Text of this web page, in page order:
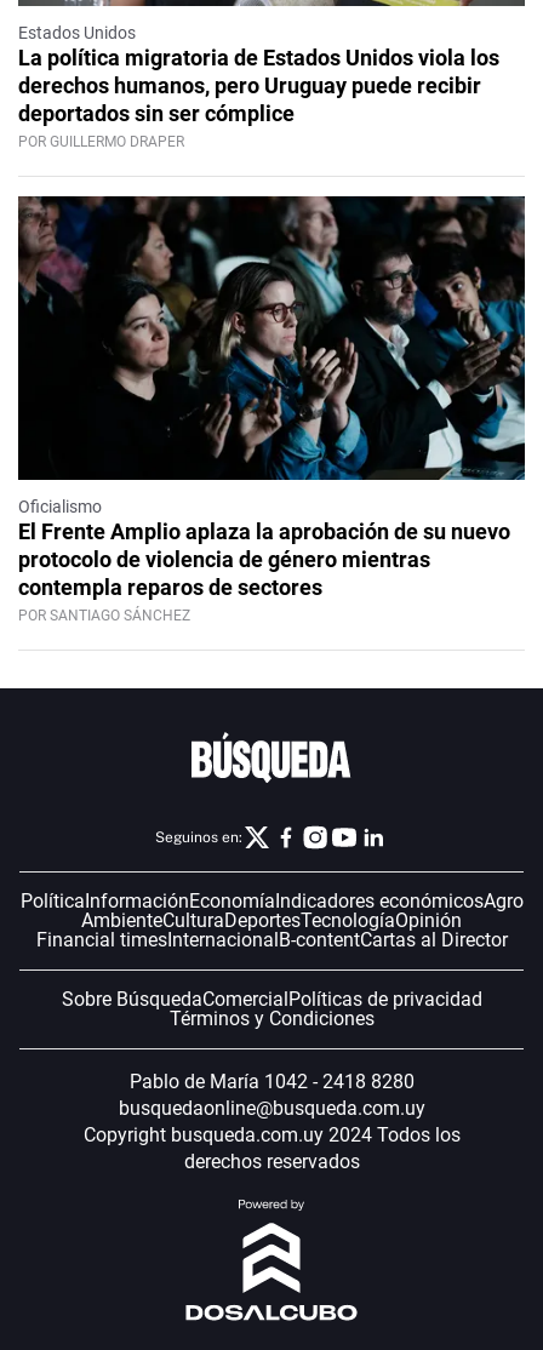
Estados Unidos
La política migratoria de Estados Unidos viola los
derechos humanos, pero Uruguay puede recibir
deportados sin ser cómplice
POR GUILLERMO DRAPER
Oficialismo
El Frente Amplio aplaza la aprobación de su nuevo
protocolo de violencia de género mientras
contempla reparos de sectores
POR SANTIAGO SÁNCHEZ
Seguinos en:
PolíticaInformaciónEconomíaIndicadores económicosAgro
AmbienteCulturaDeportesTecnologíaOpinión
Financial timesInternacionalB-contentCartas al Director
Sobre BúsquedaComercialPolíticas de privacidad
Términos y Condiciones
Pablo de María 1042 - 2418 8280
busquedaonline@busqueda.com.uy
Copyright busqueda.com.uy 2024 Todos los
derechos reservados